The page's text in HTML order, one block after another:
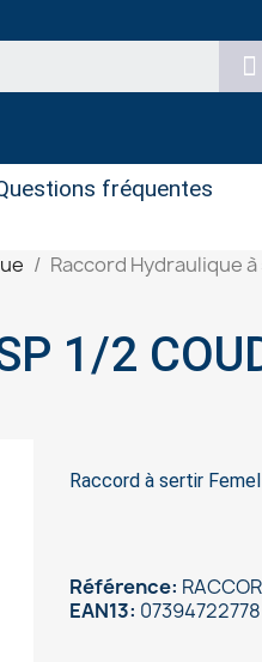
fréquentes
Raccord Hydraulique à
à sertir BSP 1/2
Raccord à sertir
Référence
EAN13